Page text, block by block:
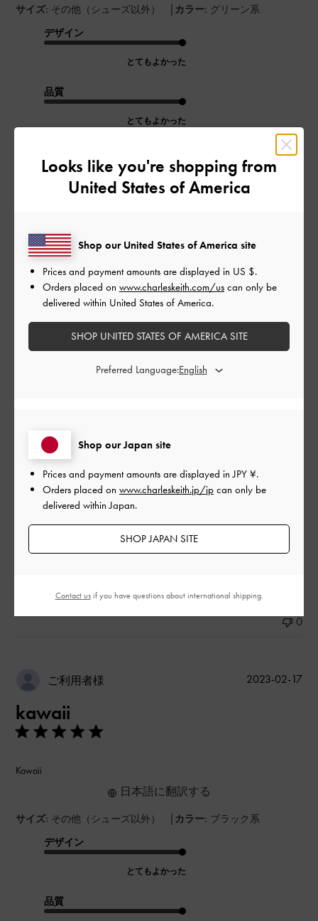
サイズ: その他（シューズ以外） | カラー: グリーン系
デザイン
とてもよかった
品質
とてもよかった
もっと見る
ご利用者様
オシャレ
おしゃれ。使いやすい。でもカードを全部入れるとパンパンで
デザイン
品質
とてもよかった
2023-03-02
0
ご利用者様
kawaii
Kawaii
サイズ: その他（シューズ以外） | カラー: ブラック系
デザイン
とてもよかった
品質
日本語に翻訳する
公
2023-02-17
Looks like you're shopping from
United States of America
Shop our Japan site
Prices and payment amounts are displayed inJPY ¥.
Orders placed on www.charleskeith.jp/jp can only be
delivered within Japan.
SHOP JAPAN SITE
Shop our United States of America site
Prices and payment amounts are displayed in US $.
Orders placed on www.charleskeith.com/us can only be
delivered within United States of America.
SHOP UNITED STATES OF AMERICA SITE
Preferred Language:
Contact usif you have questions about international shipping.